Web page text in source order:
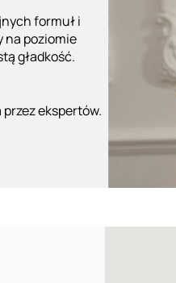
formuł i
na poziomie
gładkość.
ekspertów.